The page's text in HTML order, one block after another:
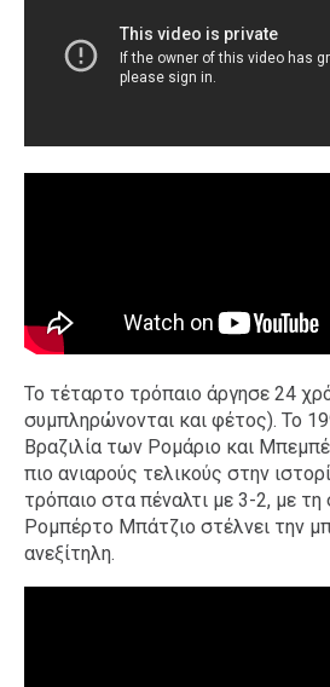
Το τέταρτο τρόπαιο άργησε 24
συμπληρώνονται και φέτος). Το
Βραζιλία των Ρομάριο και
πιο ανιαρούς τελικούς στην
τρόπαιο στα πέναλτι με 3-2, με τη
Ρομπέρτο Μπάτζιο στέλνει την
ανεξίτηλη.